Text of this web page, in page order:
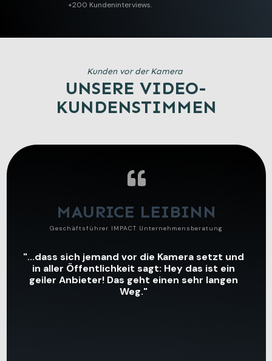
+200 Kundeninterviews.
Kunden vor der Kamera
UNSERE VIDEO-
KUNDENSTIMMEN
MAURICE LEIBINN
Geschäftsführer IMPACT Unternehmensberatung
"...dass sich jemand vor die Kamera setzt und
in aller Öffentlichkeit sagt: Hey das ist ein
geiler Anbieter! Das geht einen sehr langen
Weg."